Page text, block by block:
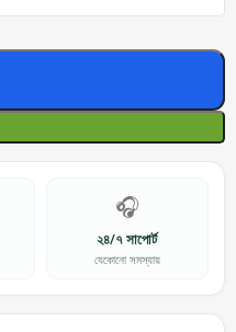
🎧
২৪/৭ সাপোর্ট
যেকোনো সমস্যায়